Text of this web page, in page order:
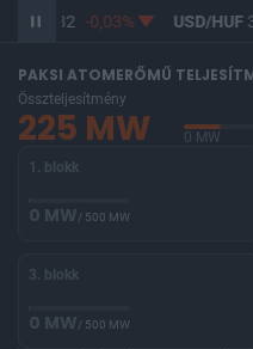
365,32 -0,03% USD/HUF
PAKSI ATOMERŐMŰ
Összteljesítmény
225 MW 0 MW
1. blokk
0 MW/ 500 MW
3. blokk
0 MW/ 500 MW